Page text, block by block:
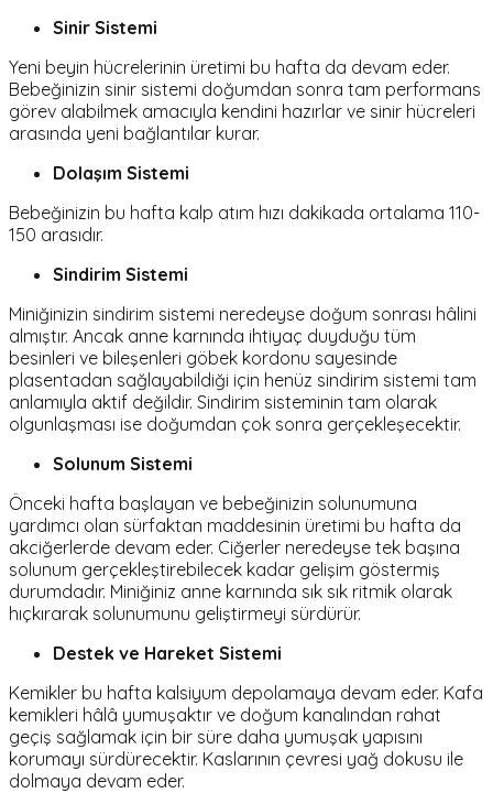
Sinir Sistemi
Yeni beyin hücrelerinin üretimi bu hafta da devam eder.
Bebeğinizin sinir sistemi doğumdan sonra tam performans
görev alabilmek amacıyla kendini hazırlar ve sinir hücreleri
arasında yeni bağlantılar kurar.
Dolaşım Sistemi
Bebeğinizin bu hafta kalp atım hızı dakikada ortalama 110-
150 arasıdır.
Sindirim Sistemi
Miniğinizin sindirim sistemi neredeyse doğum sonrası hâlini
almıştır. Ancak anne karnında ihtiyaç duyduğu tüm
besinleri ve bileşenleri göbek kordonu sayesinde
plasentadan sağlayabildiği için henüz sindirim sistemi tam
anlamıyla aktif değildir. Sindirim sisteminin tam olarak
olgunlaşması ise doğumdan çok sonra gerçekleşecektir.
Solunum Sistemi
Önceki hafta başlayan ve bebeğinizin solunumuna
yardımcı olan sürfaktan maddesinin üretimi bu hafta da
akciğerlerde devam eder. Ciğerler neredeyse tek başına
solunum gerçekleştirebilecek kadar gelişim göstermiş
durumdadır. Miniğiniz anne karnında sık sık ritmik olarak
hıçkırarak solunumunu geliştirmeyi sürdürür.
Destek ve Hareket Sistemi
Kemikler bu hafta kalsiyum depolamaya devam eder. Kafa
kemikleri hâlâ yumuşaktır ve doğum kanalından rahat
geçiş sağlamak için bir süre daha yumuşak yapısını
korumayı sürdürecektir. Kaslarının çevresi yağ dokusu ile
dolmaya devam eder.